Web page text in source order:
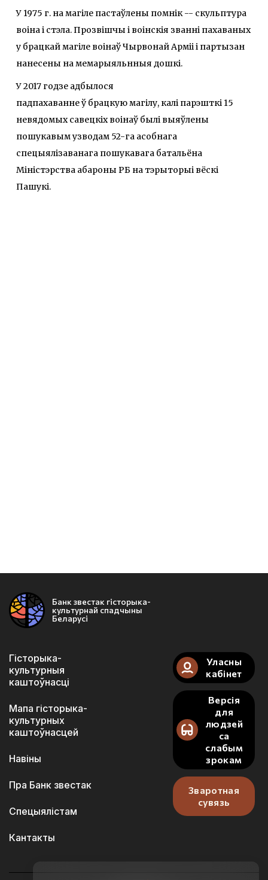
У 1975 г. на магіле пастаўлены помнік -- скульптура
воіна і стэла. Прозвішчы і воінскія званні пахаваных
у брацкай магіле воінаў Чырвонай Арміі i партызан
нанесены на мемарыяльнныя дошкі.
У 2017 годзе адбылося
падпахаванне ў брацкую магілу, калі парэшткі 15
невядомых савецкіх воінаў былі выяўлены
пошукавым узводам 52-га асобнага
спецыялізаванага пошукавага батальёна
Міністэрства абароны РБ на тэрыторыі вёскі
Пашукі.
Банк звестак гісторыка-
культурнай спадчыны
Беларусі
Гісторыка-
культурныя
каштоўнасці
Мапа гісторыка-
культурных
каштоўнасцей
Навіны
Пра Банк звестак
Спецыялістам
Кантакты
Уласны
кабінет
Версія
для
людзей
са
слабым
зрокам
Зваротная
сувязь